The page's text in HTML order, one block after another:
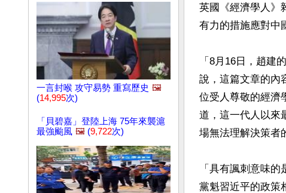
一言封喉 攻守易勢 重寫歷史 🖼️
(14,995次)
「貝碧嘉」登陸上海 75年來襲滬
最強颱風 🖼️ (9,722次)
英國《經濟學人》
有力的措施應對中
「8月16日，趙建
說，這篇文章的內
位受人尊敬的經濟
道，這一代人以來
場無法理解決策者
「具有諷刺意味
黨魁習近平的政策